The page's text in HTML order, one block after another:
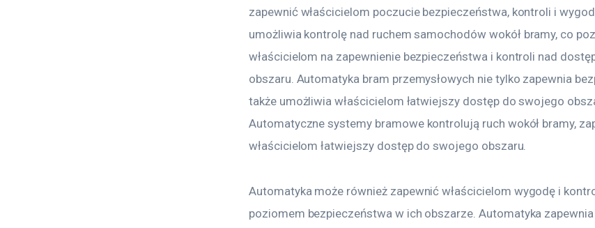
zapewnić właścicielom poczucie bezpieczeństwa, kontroli i
umożliwia kontrolę nad ruchem samochodów wokół bramy, co
właścicielom na zapewnienie bezpieczeństwa i kontroli nad
obszaru. Automatyka bram przemysłowych nie tylko zapewnia
także umożliwia właścicielom łatwiejszy dostęp do swojego
Automatyczne systemy bramowe kontrolują ruch wokół bramy,
właścicielom łatwiejszy dostęp do swojego obszaru.
Automatyka może również zapewnić właścicielom wygodę i
poziomem bezpieczeństwa w ich obszarze. Automatyka